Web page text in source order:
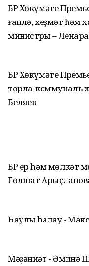
БР Хөкүмәте
ғаилә, хеҙмәт һәм
министры –
БР Хөкүмәте
торлаҡ-коммуналь
Беляев
БР ер һәм мөлкәт
Гөлшат
Һаулыҡ һаҡлау -
Мәҙәниәт - Әминә